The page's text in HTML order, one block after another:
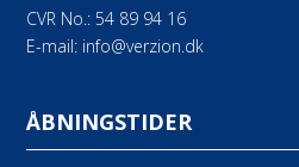
CVR No.: 54 89 94 16
E-mail: info@verzion.dk
ÅBNINGSTIDER